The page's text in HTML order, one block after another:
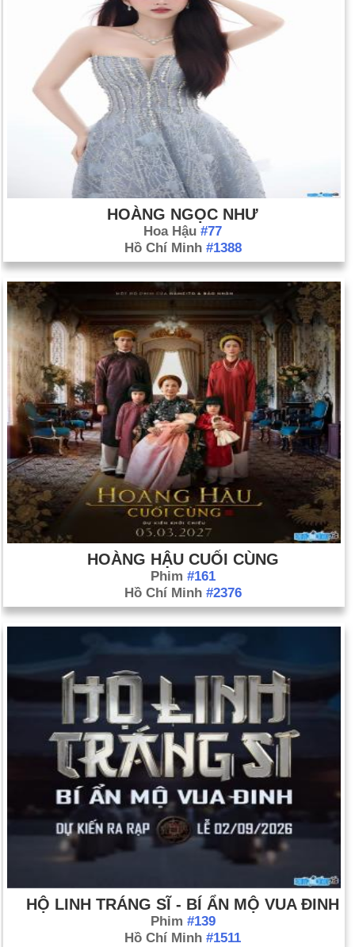
HOÀNG NGỌC NHƯ
Hoa Hậu #77
Hồ Chí Minh #1388
HOÀNG HẬU CUỐI CÙNG
Phim #161
Hồ Chí Minh #2376
HỘ LINH TRÁNG SĨ - BÍ ẨN MỘ VUA ĐINH
Phim #139
Hồ Chí Minh #1511